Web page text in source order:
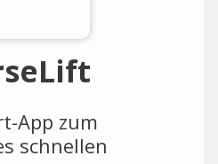
App zum
schnellen